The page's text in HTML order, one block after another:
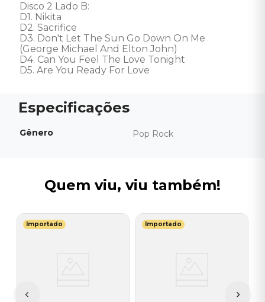
Disco 2 Lado B:
D1. Nikita
D2. Sacrifice
D3. Don't Let The Sun Go Down On Me
(George Michael And Elton John)
D4. Can You Feel The Love Tonight
D5. Are You Ready For Love
Gênero Pop Rock
Quem viu, viu também!
Importado Importado